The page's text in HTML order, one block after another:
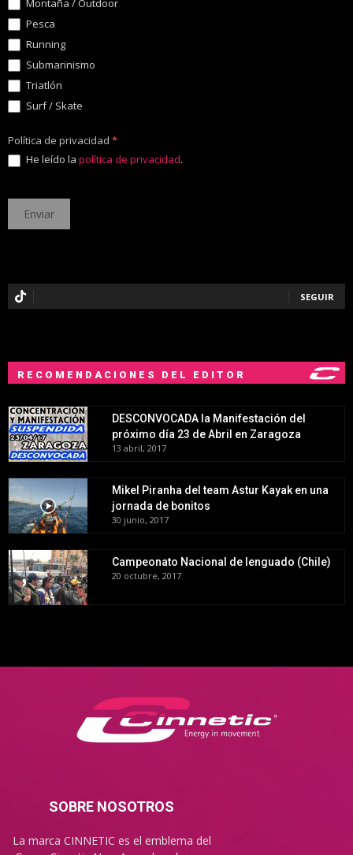
Pesca
Running
Submarinismo
Triatlón
Surf / Skate
Política de privacidad *
He leído la política de privacidad.
SEGUIR
RECOMENDACIONES DEL EDITOR
DESCONVOCADA la Manifestación del
próximo día 23 de Abril en Zaragoza
13 abril, 2017
Mikel Piranha del team Astur Kayak en una
jornada de bonitos
30 junio, 2017
Campeonato Nacional de lenguado (Chile)
20 octubre, 2017
SOBRE NOSOTROS
La marca CINNETIC es el emblema del